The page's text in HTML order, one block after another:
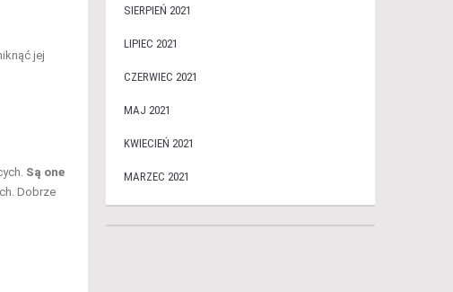
jej
Są one
Dobrze
SIERPIEŃ 2021
LIPIEC 2021
CZERWIEC 2021
MAJ 2021
KWIECIEŃ 2021
MARZEC 2021